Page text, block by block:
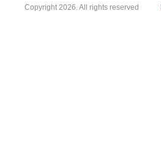
Copyright 2026. All rights reserved